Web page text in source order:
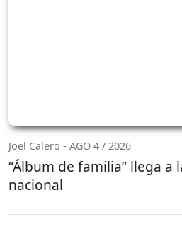
Joel Calero - AGO 4 / 2026
“Álbum de familia” llega a
nacional